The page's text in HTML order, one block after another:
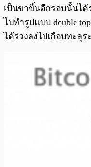
เป็นขาขึ้นอีกรอบนั้นได้
ไปทำรูปแบบ double
ได้ร่วงลงไปเกือบทะลุร